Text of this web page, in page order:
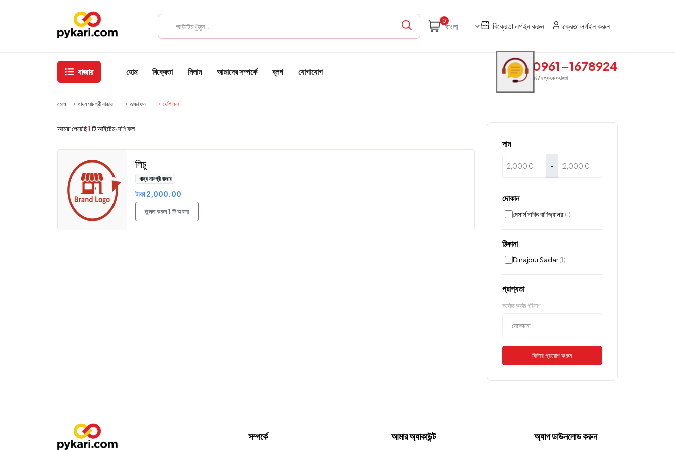
0
বিক্রেতা লগইন করুন ক্রেতা লগইন করুন
বাজার হোম বিক্রেতা নিলাম আমাদের সম্পর্কে ব্লগ যোগাযোগ 0961-1678924
২৪/৭ গ্রাহক সহায়তা
হোম খাদ্য সামগ্রী বাজার তাজা ফল দেশি ফল
আমরা পেয়েছি1টি আইটেম দেশি ফল
লিচু
খাদ্য সামগ্রী বাজার
টাকা 2,000.00
তুলনা করুন 1 টি অফার
দাম
-
দোকান
মেসার্স সাকিব বাণিজ্যালয়(1)
ঠিকানা
Dinajpur Sadar(1)
প্রাপ্যতা
সর্বোচ্চ অর্ডার পরিমাণ
ফিল্টার প্রয়োগ করুন
সম্পর্কে আমার অ্যাকাউন্ট অ্যাপ ডাউনলোড করুন